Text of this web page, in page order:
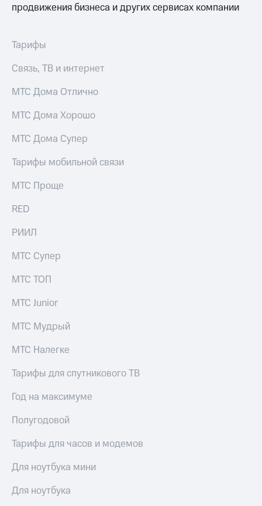
продвижения бизнеса и других сервисах компании
Тарифы
Связь, ТВ и интернет
МТС Дома Отлично
МТС Дома Хорошо
МТС Дома Супер
Тарифы мобильной связи
МТС Проще
RED
РИИЛ
МТС Супер
МТС ТОП
МТС Junior
МТС Мудрый
МТС Налегке
Тарифы для спутникового ТВ
Год на максимуме
Полугодовой
Тарифы для часов и модемов
Для ноутбука мини
Для ноутбука